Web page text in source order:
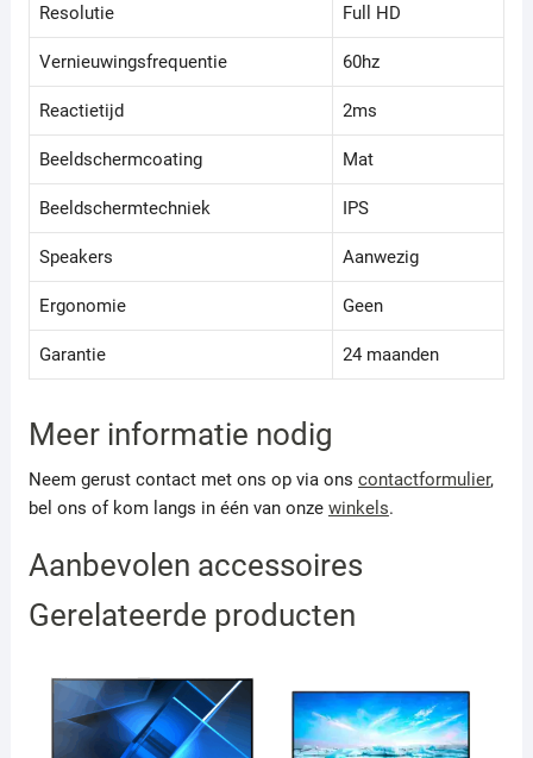
Resolutie Full HD
Vernieuwingsfrequentie 60hz
Reactietijd 2ms
Beeldschermcoating Mat
Beeldschermtechniek IPS
Speakers Aanwezig
Ergonomie Geen
Garantie 24 maanden
Meer informatie nodig
Neem gerust contact met ons op via ons contactformulier,
bel ons of kom langs in één van onze winkels.
Aanbevolen accessoires
Gerelateerde producten